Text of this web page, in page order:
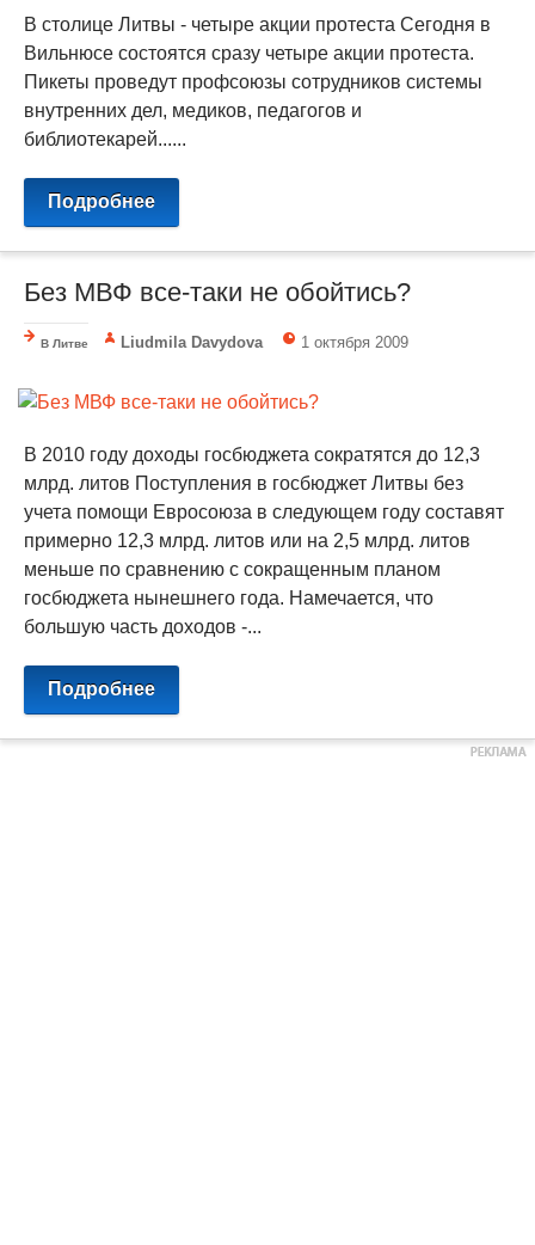
В столице Литвы - четыре акции протеста Сегодня в
Вильнюсе состоятся сразу четыре акции протеста.
Пикеты проведут профсоюзы сотрудников системы
внутренних дел, медиков, педагогов и
библиотекарей......
Подробнее
Без МВФ все-таки не обойтись?
В Литве Liudmila Davydova 1 октября 2009
В 2010 году доходы госбюджета сократятся до 12,3
млрд. литов Поступления в госбюджет Литвы без
учета помощи Евросоюза в следующем году составят
примерно 12,3 млрд. литов или на 2,5 млрд. литов
меньше по сравнению с сокращенным планом
госбюджета нынешнего года. Намечается, что
большую часть доходов -...
Подробнее